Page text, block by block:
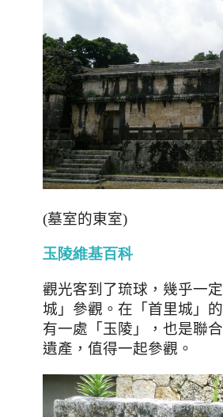
(墓室的東室)
玉 陵維基百科
觀光客到了琉球 ，幾乎一
城」參觀。在「首里城」
有一處「玉陵」，也是聯
遺產，值得一起參觀。